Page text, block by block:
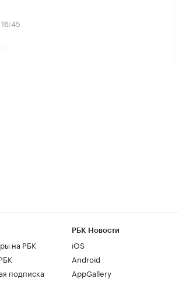
на РБК
подписка
РБК Новости
iOS
Android
AppGallery